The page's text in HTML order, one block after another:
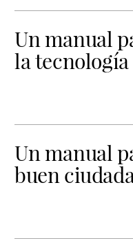
Un manual
la tecnología
Un manual
buen